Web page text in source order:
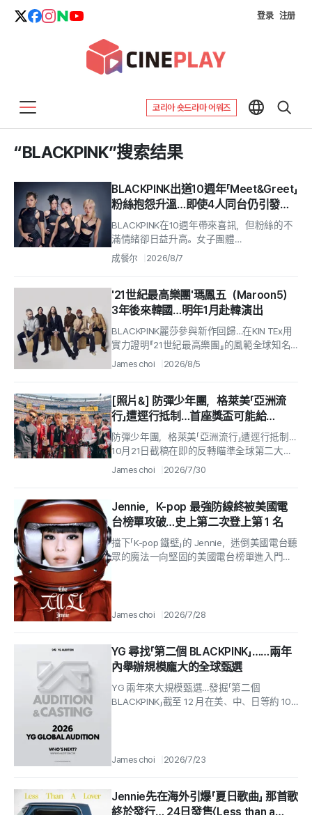
登录 注册
코리아 숏드라마 어워즈
“BLACKPINK”搜索结果
BLACKPINK出道10週年「Meet&Greet」
粉絲抱怨升溫…即使4人同台仍引發波
折
BLACKPINK在10週年帶來喜訊，但粉絲的不
滿情緒卻日益升高。女子團體
BLACKPINK（Jisoo、Jennie、ROSÉ、LISA）
成餐尔 2026/8/7
'21世紀最高樂團'瑪鳳五（Maroon5）
3年後來韓國…明年1月赴韓演出
BLACKPINK麗莎參與新作回歸…在KIN TEx用
實力證明『21世紀最高樂團』的風範全球知名
流行搖滾樂團 「瑪鳳五（Maroon 5）」...
James choi 2026/8/5
[照片&] 防彈少年團，格萊美「亞洲流
行」遭逕行抵制…首座獎盃可能給
BLACKPINK、Stray Kids
防彈少年團，格萊美「亞洲流行」遭逕行抵制…
10月21日截稿在即的反轉瞄準全球第二大音
樂市場的格萊美小伎倆爭議，Stray Kids、
James choi 2026/7/30
Jennie，K-pop 最強防線終被美國電
台榜單攻破…史上第二次登上第 1 名
擋下「K-pop 鐵壁」的 Jennie，迷倒美國電台聽
眾的魔法一向堅固的美國電台榜單進入門
James choi 2026/7/28
YG 尋找「第二個 BLACKPINK」……兩年
內舉辦規模龐大的全球甄選
YG 兩年來大規模甄選…發掘「第二個
BLACKPINK」截至 12 月在美、中、日等約 10
James choi 2026/7/23
Jennie先在海外引爆「夏日歌曲」 那首歌
終於發行… 24日發售〈Less than a